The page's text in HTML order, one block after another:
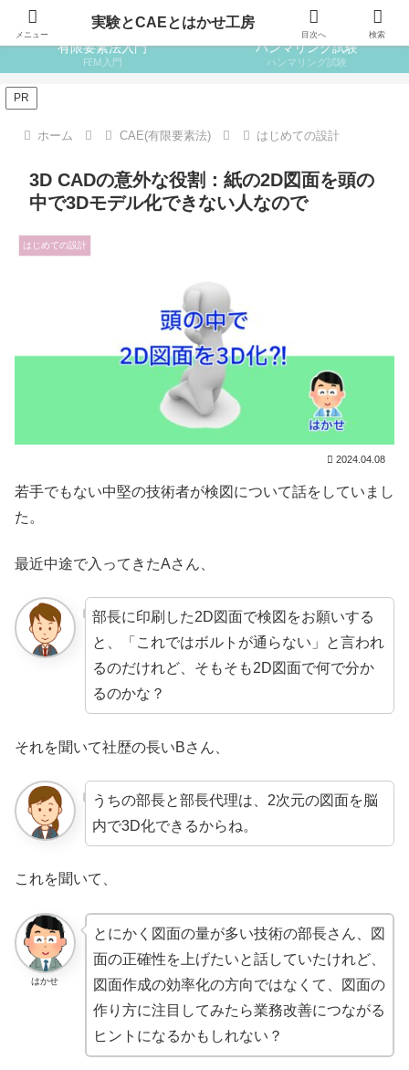
はじめての設計
はじめての金属材料
有限要素法入門
FEM入門
ハンマリング試験
ハンマリング試験
PR
ホーム CAE(有限要素法) はじめての設計
3D CADの意外な役割：紙の2D図面を頭の
中で3Dモデル化できない人なので
はじめての設計
2024.04.08
若手でもない中堅の技術者が検図について話をしていまし
た。
最近中途で入ってきたAさん、
部長に印刷した2D図面で検図をお願いする
と、「これではボルトが通らない」と言われ
るのだけれど、そもそも2D図面で何で分か
るのかな？
それを聞いて社歴の長いBさん、
うちの部長と部長代理は、2次元の図面を脳
内で3D化できるからね。
これを聞いて、
はかせ
とにかく図面の量が多い技術の部長さん、図
面の正確性を上げたいと話していたけれど、
図面作成の効率化の方向ではなくて、図面の
作り方に注目してみたら業務改善につながる
ヒントになるかもしれない？
メニュー
実験とCAEとはかせ工房
目次へ 検索